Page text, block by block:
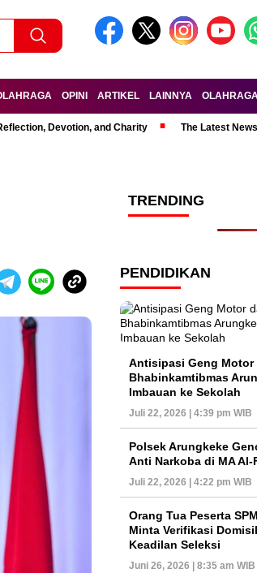
OPINI ARTIKEL LAINNYA
Devotion, and Charity The Latest
TRENDING
PENDIDIKAN
Antisipasi Geng Motor
Bhabinkamtibmas
Imbauan ke Sekolah
Juli 22, 2026 | 4:39 pm WIB
Polsek Arungkeke
Anti Narkoba di MA Al-
Juli 22, 2026 | 4:22 pm WIB
Orang Tua Peserta
Minta Verifikasi
Keadilan Seleksi
Juni 26, 2026 | 8:35 am WIB